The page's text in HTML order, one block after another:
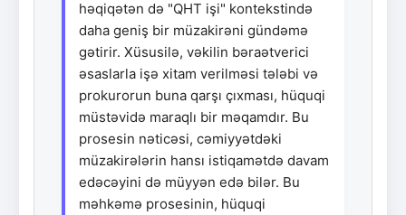
həqiqətən də "QHT işi" kontekstində
daha geniş bir müzakirəni gündəmə
gətirir. Xüsusilə, vəkilin bəraətverici
əsaslarla işə xitam verilməsi tələbi və
prokurorun buna qarşı çıxması, hüquqi
müstəvidə maraqlı bir məqamdır. Bu
prosesin nəticəsi, cəmiyyətdəki
müzakirələrin hansı istiqamətdə davam
edəcəyini də müyyən edə bilər. Bu
məhkəmə prosesinin, hüquqi